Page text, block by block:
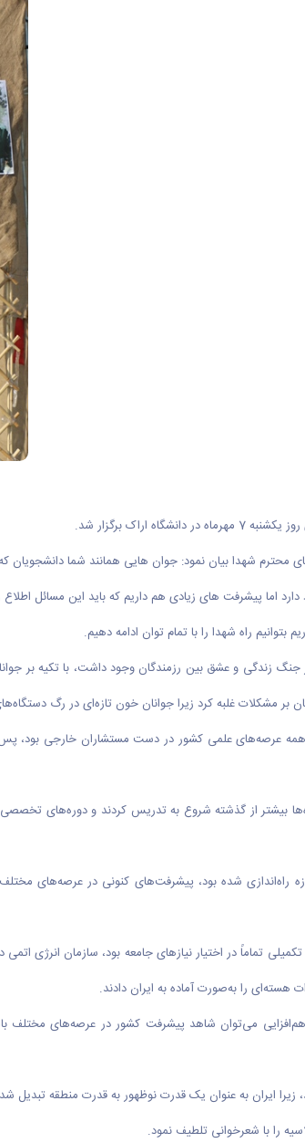
برگزار شد.
شهدا بیان نمود: جوان هایی همانند شما دانشجویان
اما پیشرفت های زیادی هم داریم که باید این مسائل
راه شهدا را با تمام توان ادامه دهیم.
زندگی و عشق بین رزمندگان وجود داشت، با تکیه ‌بر
بر مشکلات غلبه کرد زیرا جوانان خون تازه‌ای در رگ
همه عرصه‌های علمی کشور در دست مستشاران خارجی بود،
سرزمینی در جنگ در سال ۶۲ اساتید در دانشگاه‌ها بیشتر از گذشته شروع
راه‌اندازی شده بود، پیشرفت‌های کنونی در عرصه‌های
هسته‌ای را به‌صورت آماده به ایران دادند.
می‌توان شاهد پیشرفت کشور در عرصه‌های مختلف
را با شعرخوانی تلطیف نمود.